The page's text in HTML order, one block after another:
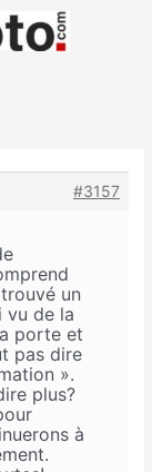
#3157
un
vu de la
porte et
pas dire
».
plus?
à